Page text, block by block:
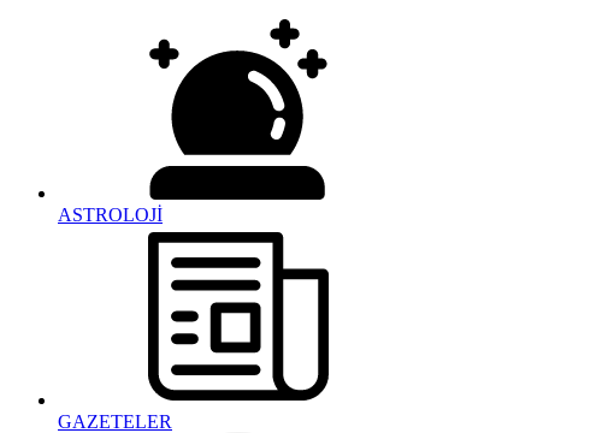
ASTROLOJİ
GAZETELER